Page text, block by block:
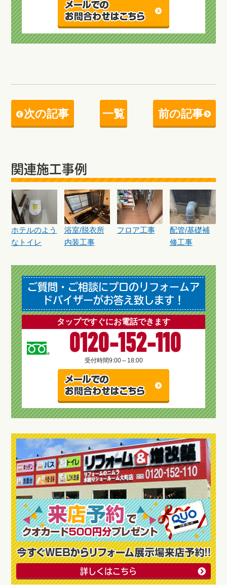
次の記事 一覧 前の記事
関連施工事例
ホテルのよう
なトイレ
浴室/脱衣所
内装工事
フロア工事
配管/基礎補
修工事
ご質問・ご相談にプロのリフォームア
ドバイザーがお答え致します！
タップですぐにお電話できます
0120-152-110
受付時間9:00～18:00
詳しくはこちら